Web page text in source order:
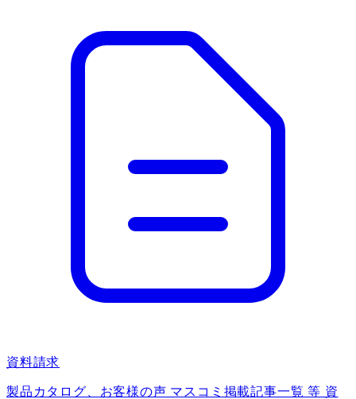
資料請求
製品カタログ、お客様の声 マスコミ掲載記事一覧 等 資